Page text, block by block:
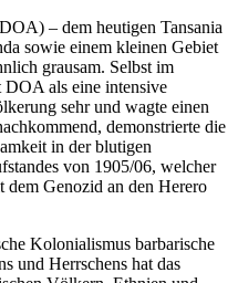
– dem heutigen Tansania
sowie einem kleinen Gebiet
grausam. Selbst im
als eine intensive
sehr und wagte einen
demonstrierte die
in der blutigen
von 1905/06, welcher
Genozid an den Herero
Kolonialismus barbarische
und Herrschens hat das